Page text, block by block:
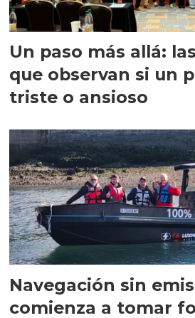
Un paso más allá:
que observan si un
triste o ansioso
Navegación sin
comienza a tomar